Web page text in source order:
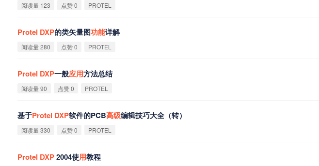
阅读量 123 点赞 0 PROTEL
Protel DXP的类矢量图功能详解
阅读量 280 点赞 0 PROTEL
Protel DXP一般应用方法总结
阅读量 90 点赞 0 PROTEL
基于Protel DXP软件的PCB高级编辑技巧大全（转）
阅读量 330 点赞 0 PROTEL
Protel DXP2004使用教程